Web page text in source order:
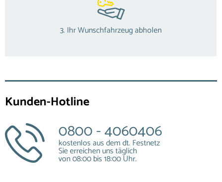
3. Ihr Wunschfahrzeug abholen
Kunden-Hotline
0800 - 4060406
kostenlos aus dem dt. Festnetz
Sie erreichen uns täglich
von 08:00 bis 18:00 Uhr.